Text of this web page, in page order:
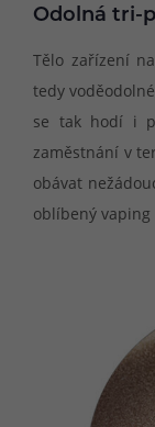
Odolná tri-
Tělo zařízení
tedy
se tak hodí i
zaměstnání v
obávat
oblíbený vaping